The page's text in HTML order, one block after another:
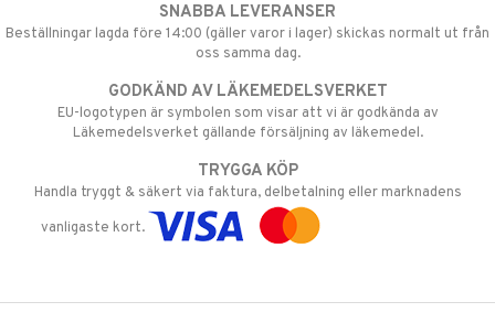
SNABBA LEVERANSER
Beställningar lagda före 14:00 (gäller varor i lager) skickas normalt ut från
oss samma dag.
GODKÄND AV LÄKEMEDELSVERKET
EU-logotypen är symbolen som visar att vi är godkända av
Läkemedelsverket gällande försäljning av läkemedel.
TRYGGA KÖP
Handla tryggt & säkert via faktura, delbetalning eller marknadens
vanligaste kort.